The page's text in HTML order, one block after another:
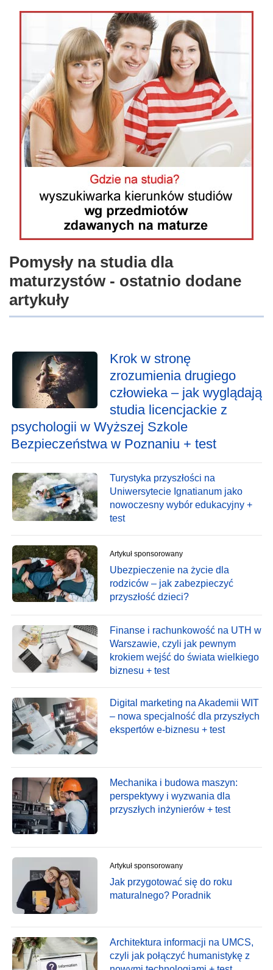
Pomysły na studia dla
maturzystów - ostatnio dodane
artykuły
Krok w stronę
zrozumienia drugiego
człowieka – jak wyglądają
studia licencjackie z
psychologii w Wyższej Szkole
Bezpieczeństwa w Poznaniu + test
Turystyka przyszłości na
Uniwersytecie Ignatianum jako
nowoczesny wybór edukacyjny +
test
Artykuł sponsorowany
Ubezpieczenie na życie dla
rodziców – jak zabezpieczyć
przyszłość dzieci?
Finanse i rachunkowość na UTH w
Warszawie, czyli jak pewnym
krokiem wejść do świata wielkiego
biznesu + test
Digital marketing na Akademii WIT
– nowa specjalność dla przyszłych
ekspertów e-biznesu + test
Mechanika i budowa maszyn:
perspektywy i wyzwania dla
przyszłych inżynierów + test
Artykuł sponsorowany
Jak przygotować się do roku
maturalnego? Poradnik
Architektura informacji na UMCS,
czyli jak połączyć humanistykę z